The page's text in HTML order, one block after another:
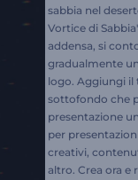
sabbia nel
Vortice di
addensa, si
gradualmente
logo. Aggiungi il
sottofondo che
presentazione
per
creativi,
altro. Crea ora e